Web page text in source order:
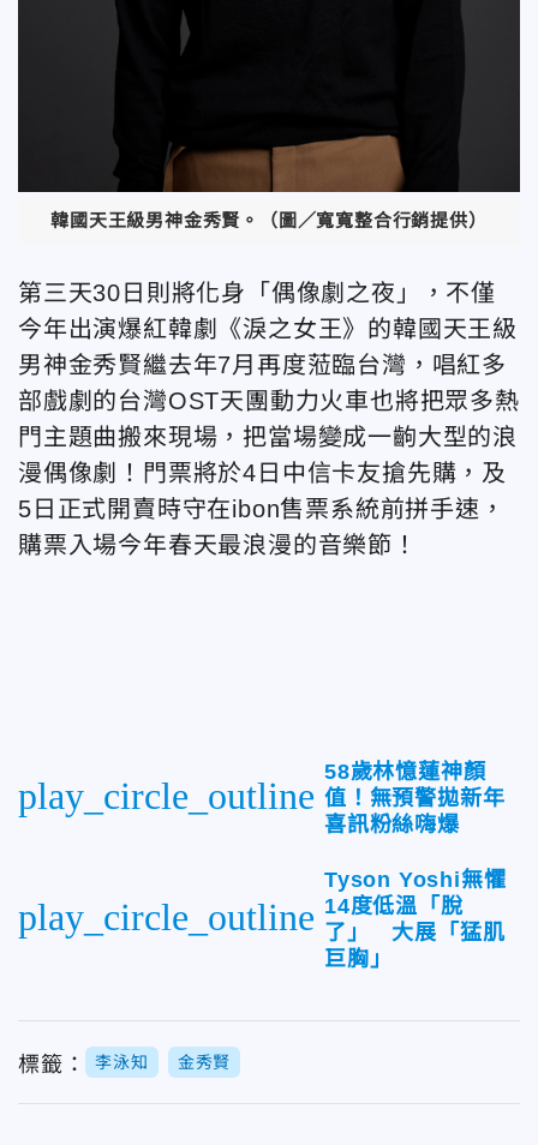
韓國天王級男神金秀賢。（圖／寬寬整合行銷提供）
第三天30日則將化身「偶像劇之夜」，不僅
今年出演爆紅韓劇《淚之女王》的韓國天王級
男神金秀賢繼去年7月再度蒞臨台灣，唱紅多
部戲劇的台灣OST天團動力火車也將把眾多熱
門主題曲搬來現場，把當場變成一齣大型的浪
漫偶像劇！門票將於4日中信卡友搶先購，及
5日正式開賣時守在ibon售票系統前拼手速，
購票入場今年春天最浪漫的音樂節！
play_circle_outline
58歲林憶蓮神顏
值！無預警拋新年
喜訊粉絲嗨爆
play_circle_outline
Tyson Yoshi無懼
14度低溫「脫
了」 大展「猛肌
巨胸」
標籤： 李泳知 金秀賢